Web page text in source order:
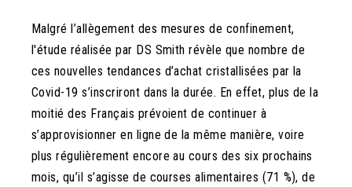
Malgré l’allègement des mesures de confinement,
l'étude réalisée par DS Smith révèle que nombre de
ces nouvelles tendances d’achat cristallisées par la
Covid-19 s’inscriront dans la durée. En effet, plus de la
moitié des Français prévoient de continuer à
s’approvisionner en ligne de la même manière, voire
plus régulièrement encore au cours des six prochains
mois, qu’il s’agisse de courses alimentaires (71 %), de